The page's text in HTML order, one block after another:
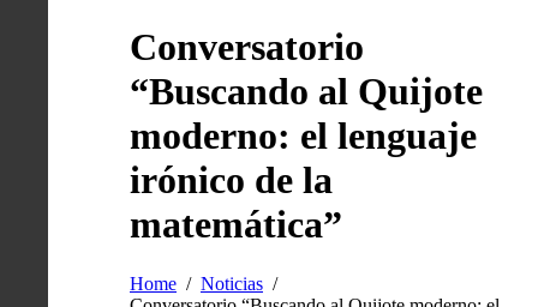
Conversatorio
“Buscando al Quijote
moderno: el lenguaje
irónico de la
matemática”
Home
Noticias